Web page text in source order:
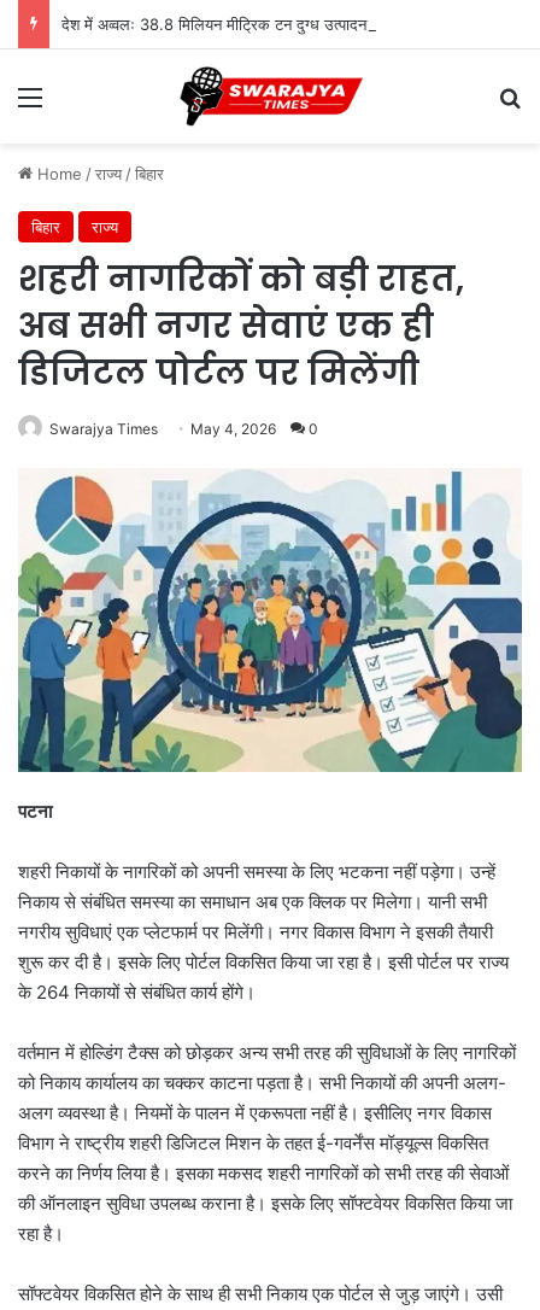
Menu
Home /राज्य /बिहार
बिहार राज्य
शहरी नागरिकों को बड़ी राहत,
अब सभी नगर सेवाएं एक ही
डिजिटल पोर्टल पर मिलेंगी
Swarajya Times May 4, 2026 0
पटना
शहरी निकायों के नागरिकों को अपनी समस्या के लिए भटकना नहीं पड़ेगा। उन्हें
निकाय से संबंधित समस्या का समाधान अब एक क्लिक पर मिलेगा। यानी सभी
नगरीय सुविधाएं एक प्लेटफार्म पर मिलेंगी। नगर विकास विभाग ने इसकी तैयारी
शुरू कर दी है। इसके लिए पोर्टल विकसित किया जा रहा है। इसी पोर्टल पर राज्य
के 264 निकायों से संबंधित कार्य होंगे।
वर्तमान में होल्डिंग टैक्स को छोड़कर अन्य सभी तरह की सुविधाओं के लिए नागरिकों
को निकाय कार्यालय का चक्कर काटना पड़ता है। सभी निकायों की अपनी अलग-
अलग व्यवस्था है। नियमों के पालन में एकरूपता नहीं है। इसीलिए नगर विकास
विभाग ने राष्ट्रीय शहरी डिजिटल मिशन के तहत ई-गवर्नेंस मॉड्यूल्स विकसित
करने का निर्णय लिया है। इसका मकसद शहरी नागरिकों को सभी तरह की सेवाओं
की ऑनलाइन सुविधा उपलब्ध कराना है। इसके लिए सॉफ्टवेयर विकसित किया जा
रहा है।
सॉफ्टवेयर विकसित होने के साथ ही सभी निकाय एक पोर्टल से जुड़ जाएंगे। उसी